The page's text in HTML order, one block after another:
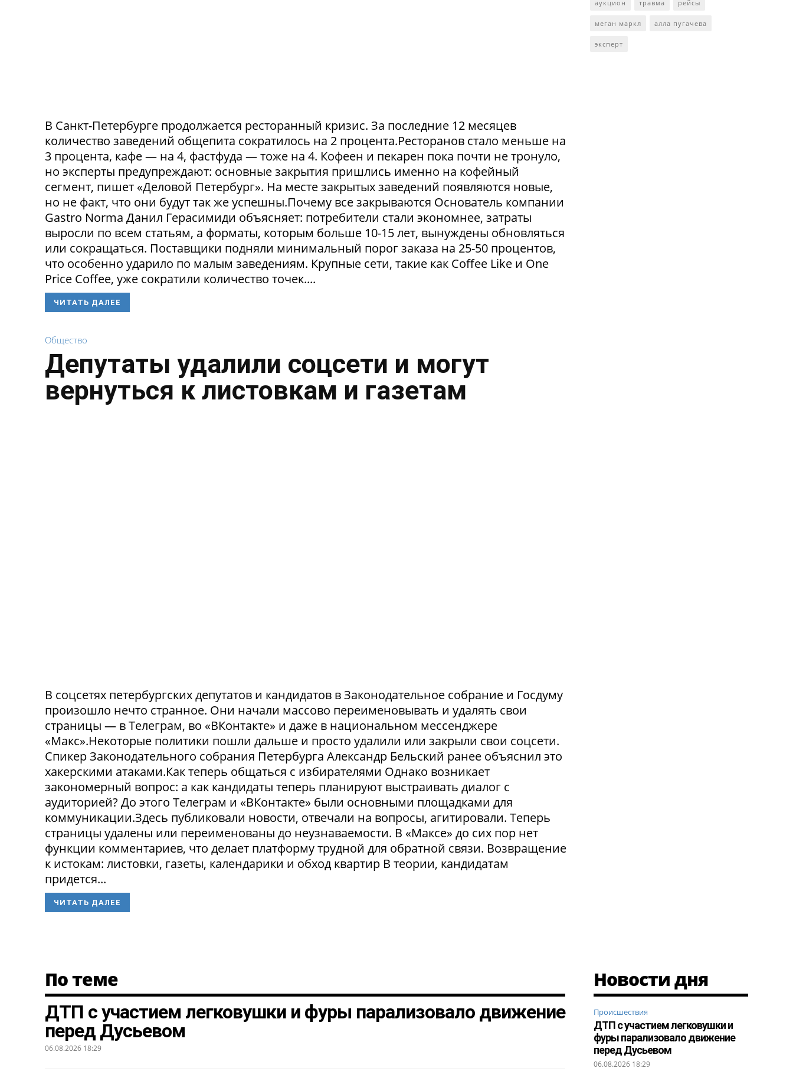
В Санкт-Петербурге продолжается ресторанный кризис. За последние 12 месяцев
количество заведений общепита сократилось на 2 процента.Ресторанов стало меньше на
3 процента, кафе — на 4, фастфуда — тоже на 4. Кофеен и пекарен пока почти не тронуло,
но эксперты предупреждают: основные закрытия пришлись именно на кофейный
сегмент, пишет «Деловой Петербург». На месте закрытых заведений появляются новые,
но не факт, что они будут так же успешны.Почему все закрываются Основатель компании
Gastro Norma Данил Герасимиди объясняет: потребители стали экономнее, затраты
выросли по всем статьям, а форматы, которым больше 10-15 лет, вынуждены обновляться
или сокращаться. Поставщики подняли минимальный порог заказа на 25-50 процентов,
что особенно ударило по малым заведениям. Крупные сети, такие как Coffee Like и One
Price Coffee, уже сократили количество точек....
ЧИТАТЬ ДАЛЕЕ
Общество
Депутаты удалили соцсети и могут
вернуться к листовкам и газетам
В соцсетях петербургских депутатов и кандидатов в Законодательное собрание и Госдуму
произошло нечто странное. Они начали массово переименовывать и удалять свои
страницы — в Телеграм, во «ВКонтакте» и даже в национальном мессенджере
«Макс».Некоторые политики пошли дальше и просто удалили или закрыли свои соцсети.
Спикер Законодательного собрания Петербурга Александр Бельский ранее объяснил это
хакерскими атаками.Как теперь общаться с избирателями Однако возникает
закономерный вопрос: а как кандидаты теперь планируют выстраивать диалог с
аудиторией? До этого Телеграм и «ВКонтакте» были основными площадками для
коммуникации.Здесь публиковали новости, отвечали на вопросы, агитировали. Теперь
страницы удалены или переименованы до неузнаваемости. В «Максе» до сих пор нет
функции комментариев, что делает платформу трудной для обратной связи. Возвращение
к истокам: листовки, газеты, календарики и обход квартир В теории, кандидатам
придется...
ЧИТАТЬ ДАЛЕЕ
аукцион травма рейсы
меган маркл алла пугачева
эксперт
Новости дня
Происшествия
ДТП с участием легковушки и
фуры парализовало движение
перед Дусьевом
06.08.2026 18:29
По теме
ДТП с участием легковушки и фуры парализовало движение
перед Дусьевом
06.08.2026 18:29